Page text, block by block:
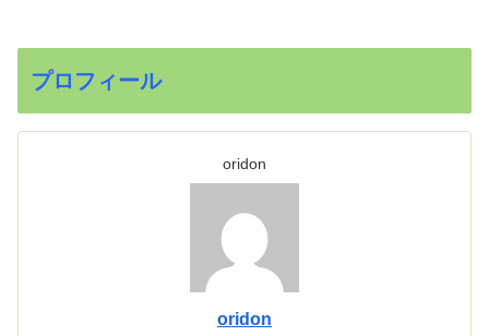
プロフィール
oridon
oridon